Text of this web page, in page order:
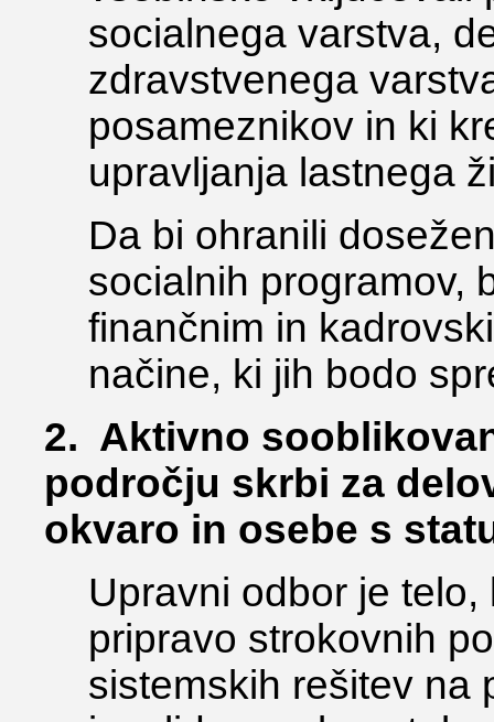
socialnega varstva,
zdravstvenega
posameznikov in ki
upravljanja lastnega
Da bi ohranili
socialnih programov,
finančnim in
načine, ki jih bodo
2. Aktivno
področju skrbi za
okvaro in osebe s
Upravni odbor je
pripravo strokovnih
sistemskih rešitev na